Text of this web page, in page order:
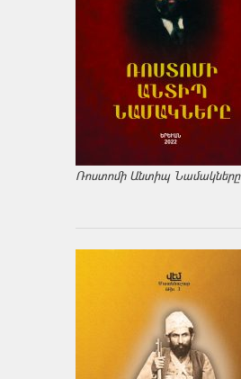
Ռոստոմի Անտիպ Նամակները